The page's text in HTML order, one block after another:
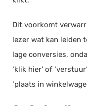
Dit voorkomt
lezer wat kan leiden
lage conversies,
‘klik hier’ of
‘plaats in